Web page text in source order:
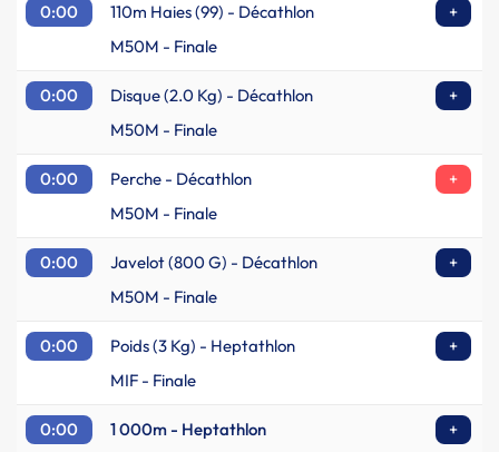
0:00 110m Haies (99) - Décathlon
+
M50M - Finale
0:00 Disque (2.0 Kg) - Décathlon
+
M50M - Finale
0:00 Perche - Décathlon
+
M50M - Finale
0:00 Javelot (800 G) - Décathlon
+
M50M - Finale
0:00 Poids (3 Kg) - Heptathlon
+
MIF - Finale
0:00 1 000m - Heptathlon
+